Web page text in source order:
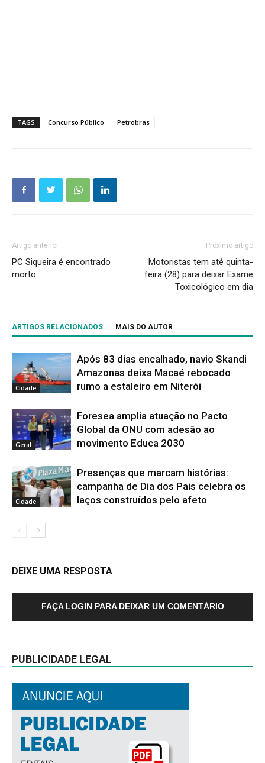
TAGS Concurso Público Petrobras
Artigo anterior
PC Siqueira é encontrado
morto
Próximo artigo
Motoristas tem até quinta-
feira (28) para deixar Exame
Toxicológico em dia
ARTIGOS RELACIONADOS MAIS DO AUTOR
Cidade
Após 83 dias encalhado, navio Skandi
Amazonas deixa Macaé rebocado
rumo a estaleiro em Niterói
Geral
Foresea amplia atuação no Pacto
Global da ONU com adesão ao
movimento Educa 2030
Cidade
Presenças que marcam histórias:
campanha de Dia dos Pais celebra os
laços construídos pelo afeto
DEIXE UMA RESPOSTA
FAÇA LOGIN PARA DEIXAR UM COMENTÁRIO
PUBLICIDADE LEGAL